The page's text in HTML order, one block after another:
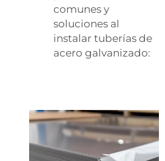
comunes y
soluciones al
instalar tuberías de
acero galvanizado: